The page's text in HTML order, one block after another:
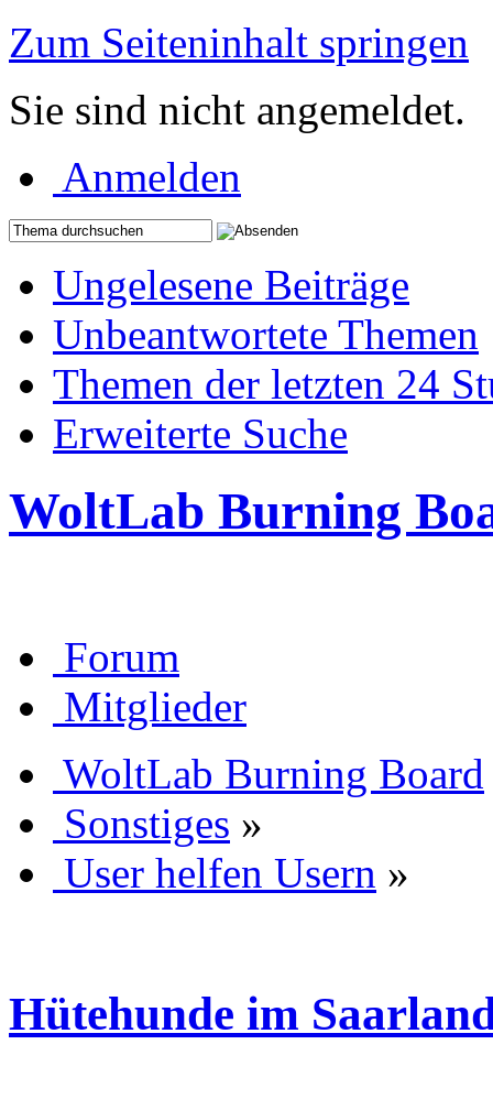
Zum Seiteninhalt springen
Sie sind nicht angemeldet.
Anmelden
Ungelesene Beiträge
Unbeantwortete Themen
Themen der letzten 24
Erweiterte Suche
WoltLab Burning
Forum
Mitglieder
WoltLab Burning Board
Sonstiges »
User helfen Usern »
Hütehunde im